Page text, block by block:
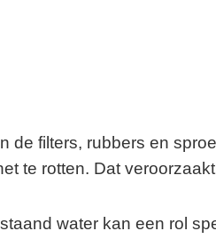
de filters, rubbers en
te rotten. Dat
water kan een rol